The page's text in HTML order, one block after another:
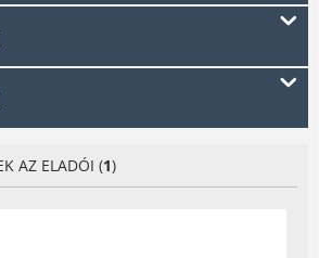
AZ ELADÓI (1)